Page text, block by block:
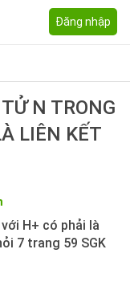
Đăng nhập
N TRONG
LIÊN KẾT
H+ có phải là
7 trang 59 SGK